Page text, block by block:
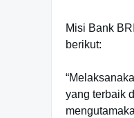
Misi Bank
berikut:
yang terbaik